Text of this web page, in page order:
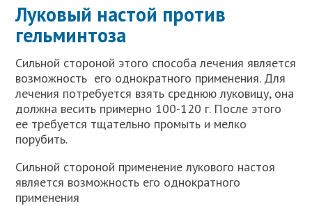
Луковый настой против
гельминтоза
Сильной стороной этого способа лечения является
возможность его однократного применения. Для
лечения потребуется взять среднюю луковицу, она
должна весить примерно 100-120 г. После этого
ее требуется тщательно промыть и мелко
порубить.
Сильной стороной применение лукового настоя
является возможность его однократного
применения